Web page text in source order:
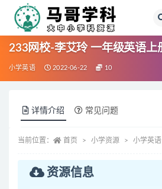
233网校-李艾玲 一年级英语上
小学英语 2022-06-22 10
详情介绍 常见问题
当前位置： 首页 小学资源 小学英语
资源信息
全部